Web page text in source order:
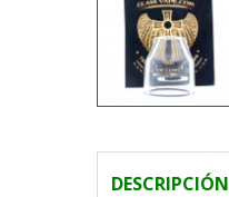
DESCRIPCIÓN